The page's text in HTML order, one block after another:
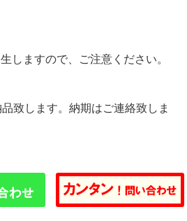
しますので、ご注意ください。
致します。納期はご連絡致しま